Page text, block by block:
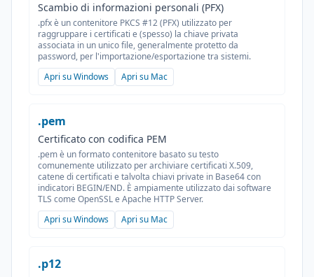
Scambio di informazioni personali (PFX)
.pfx è un contenitore PKCS #12 (PFX) utilizzato per
raggruppare i certificati e (spesso) la chiave privata
associata in un unico file, generalmente protetto da
password, per l'importazione/esportazione tra sistemi.
Apri su Windows
Apri su Mac
.pem
Certificato con codifica PEM
.pem è un formato contenitore basato su testo
comunemente utilizzato per archiviare certificati X.509,
catene di certificati e talvolta chiavi private in Base64 con
indicatori BEGIN/END. È ampiamente utilizzato dai software
TLS come OpenSSL e Apache HTTP Server.
Apri su Windows
Apri su Mac
.p12